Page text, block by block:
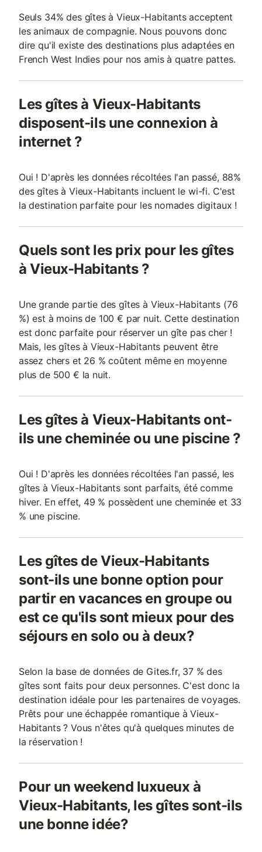
Seuls 34% des gîtes à Vieux-Habitants acceptent
les animaux de compagnie. Nous pouvons donc
dire qu'il existe des destinations plus adaptées en
French West Indies pour nos amis à quatre pattes.
Les gîtes à Vieux-Habitants
disposent-ils une connexion à
internet ?
Oui ! D'après les données récoltées l'an passé, 88%
des gîtes à Vieux-Habitants incluent le wi-fi. C'est
la destination parfaite pour les nomades digitaux !
Quels sont les prix pour les gîtes
à Vieux-Habitants ?
Une grande partie des gîtes à Vieux-Habitants (76
%) est à moins de 100 € par nuit. Cette destination
est donc parfaite pour réserver un gîte pas cher !
Mais, les gîtes à Vieux-Habitants peuvent être
assez chers et 26 % coûtent même en moyenne
plus de 500 € la nuit.
Les gîtes à Vieux-Habitants ont-
ils une cheminée ou une piscine ?
Oui ! D'après les données récoltées l'an passé, les
gîtes à Vieux-Habitants sont parfaits, été comme
hiver. En effet, 49 % possèdent une cheminée et 33
% une piscine.
Les gîtes de Vieux-Habitants
sont-ils une bonne option pour
partir en vacances en groupe ou
est ce qu'ils sont mieux pour des
séjours en solo ou à deux?
Selon la base de données de Gites.fr, 37 % des
gîtes sont faits pour deux personnes. C'est donc la
destination idéale pour les partenaires de voyages.
Prêts pour une échappée romantique à Vieux-
Habitants ? Vous n'êtes qu'à quelques minutes de
la réservation !
Pour un weekend luxueux à
Vieux-Habitants, les gîtes sont-ils
une bonne idée?